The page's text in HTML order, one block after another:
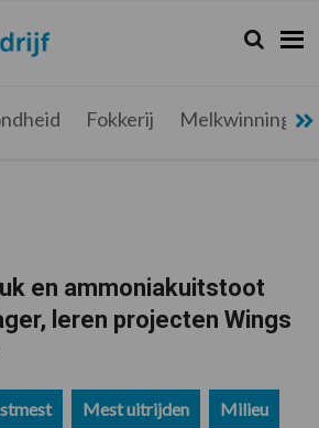
Zoeken...
Zoek
Fokkerij Melkwinning
en ammoniakuitstoot
leren projecten Wings
Mest uitrijden Milieu